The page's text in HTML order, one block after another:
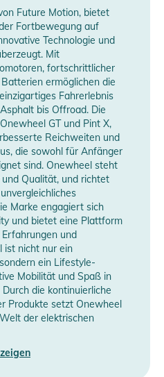
GT
Herstellerangaben
anzeigen
Future Motion, bietet
Fortbewegung auf
Technologie und
Mit
fortschrittlicher
ermöglichen die
Fahrerlebnis
bis Offroad. Die
GT und Pint X,
Reichweiten und
die sowohl für Anfänger
sind. Onewheel steht
Qualität, und richtet
Marke engagiert sich
und bietet eine Plattform
und
ist nicht nur ein
ein Lifestyle-
Mobilität und Spaß in
die kontinuierliche
Produkte setzt Onewheel
der elektrischen